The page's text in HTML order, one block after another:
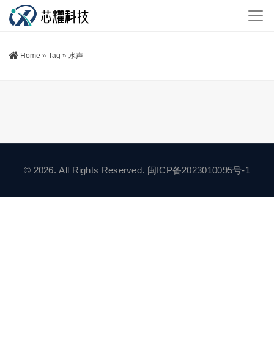
Home » Tag » 水声
© 2026. All Rights Reserved. 闽ICP备2023010095号-1